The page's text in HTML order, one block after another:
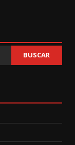
BUSCAR